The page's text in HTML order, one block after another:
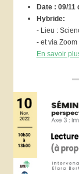
Date : 09/11
Hybride:
- Lieu :
- et via Zoom
En savoir